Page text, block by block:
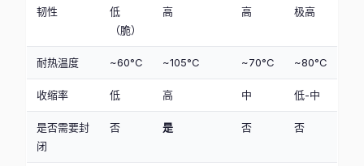
韧性
低
（脆）
高 高 极高
耐热温度 ~60°C ~105°C ~70°C ~80°C
收缩率 低 高 中 低-中
是否需要封
闭
否 是 否 否